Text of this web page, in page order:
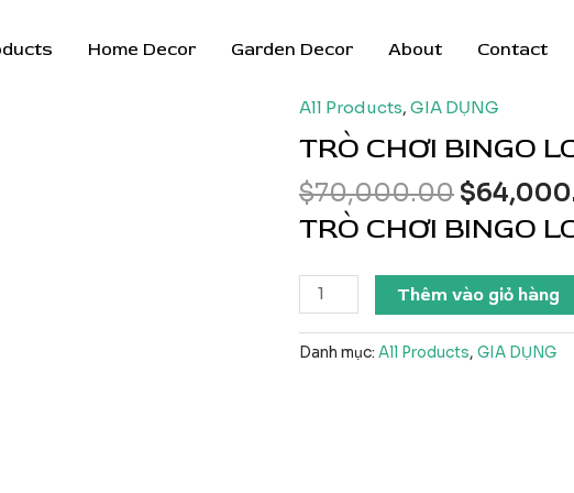
Home Decor Garden Decor About Contact
All Products, GIA DỤNG
TRÒ CHƠI BINGO
$70,000.00 Giá
gốc
là:
$
TRÒ CHƠI BINGO
TRÒ
CHƠI
BINGO
Thêm vào giỏ hàng
Danh mục: All Products, GIA DỤNG